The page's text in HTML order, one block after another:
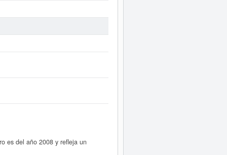
es del año 2008 y refleja un